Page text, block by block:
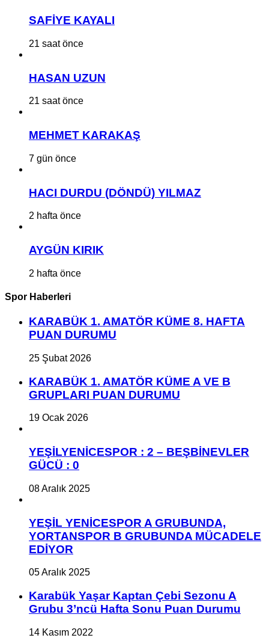
SAFİYE KAYALI
21 saat önce
HASAN UZUN
21 saat önce
MEHMET KARAKAŞ
7 gün önce
HACI DURDU (DÖNDÜ) YILMAZ
2 hafta önce
AYGÜN KIRIK
2 hafta önce
Spor Haberleri
KARABÜK 1. AMATÖR KÜME 8. HAFTA
PUAN DURUMU
25 Şubat 2026
KARABÜK 1. AMATÖR KÜME A VE B
GRUPLARI PUAN DURUMU
19 Ocak 2026
YEŞİLYENİCESPOR : 2 – BEŞBİNEVLER
GÜCÜ : 0
08 Aralık 2025
YEŞİL YENİCESPOR A GRUBUNDA,
YORTANSPOR B GRUBUNDA MÜCADELE
EDİYOR
05 Aralık 2025
Karabük Yaşar Kaptan Çebi Sezonu A
Grubu 3’ncü Hafta Sonu Puan Durumu
14 Kasım 2022